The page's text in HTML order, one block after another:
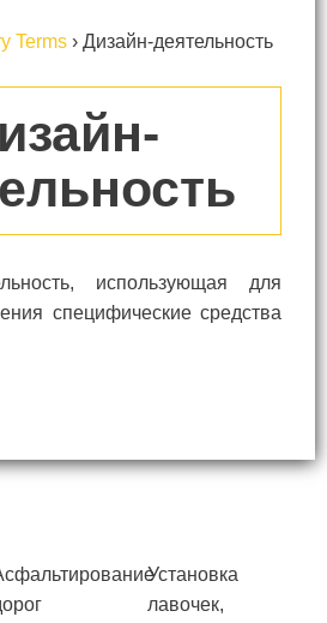
Terms› Дизайн-деятельность
использующая для
специфические средства
Установка
лавочек,